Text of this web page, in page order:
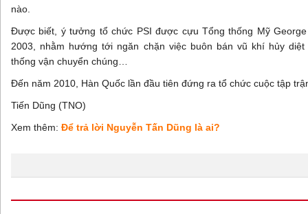
nào.
Được biết, ý tưởng tổ chức PSI được cựu Tổng thống Mỹ
2003, nhằm hướng tới ngăn chặn việc buôn bán vũ khí hủy
thống vận chuyển chúng…
Đến năm 2010, Hàn Quốc lần đầu tiên đứng ra tổ chức cuộc tập
Tiến Dũng (TNO)
Xem thêm: Để trả lời Nguyễn Tấn Dũng là ai?